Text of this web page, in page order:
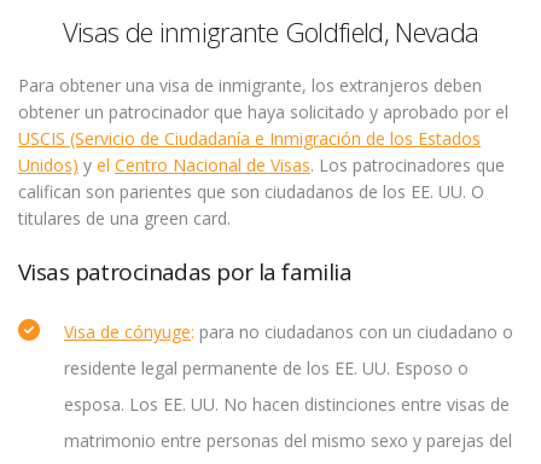
Visas de inmigrante Goldfield, Nevada
Para obtener una visa de inmigrante, los extranjeros deben
obtener un patrocinador que haya solicitado y aprobado por el
USCIS (Servicio de Ciudadanía e Inmigración de los Estados
Unidos) y el Centro Nacional de Visas. Los patrocinadores que
califican son parientes que son ciudadanos de los EE. UU. O
titulares de una green card.
Visas patrocinadas por la familia
Visa de cónyuge: para no ciudadanos con un ciudadano o
residente legal permanente de los EE. UU. Esposo o
esposa. Los EE. UU. No hacen distinciones entre visas de
matrimonio entre personas del mismo sexo y parejas del